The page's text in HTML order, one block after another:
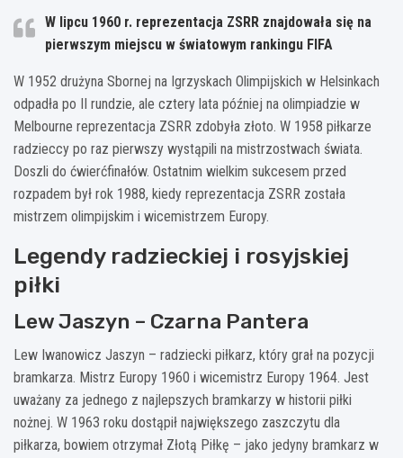
W lipcu 1960 r. reprezentacja ZSRR znajdowała się na
pierwszym miejscu w światowym rankingu FIFA
W 1952 drużyna Sbornej na Igrzyskach Olimpijskich w Helsinkach
odpadła po II rundzie, ale cztery lata później na olimpiadzie w
Melbourne reprezentacja ZSRR zdobyła złoto. W 1958 piłkarze
radzieccy po raz pierwszy wystąpili na mistrzostwach świata.
Doszli do ćwierćfinałów. Ostatnim wielkim sukcesem przed
rozpadem był rok 1988, kiedy reprezentacja ZSRR została
mistrzem olimpijskim i wicemistrzem Europy.
Legendy radzieckiej i rosyjskiej
piłki
Lew Jaszyn – Czarna Pantera
Lew Iwanowicz Jaszyn – radziecki piłkarz, który grał na pozycji
bramkarza. Mistrz Europy 1960 i wicemistrz Europy 1964. Jest
uważany za jednego z najlepszych bramkarzy w historii piłki
nożnej. W 1963 roku dostąpił największego zaszczytu dla
piłkarza, bowiem otrzymał Złotą Piłkę – jako jedyny bramkarz w